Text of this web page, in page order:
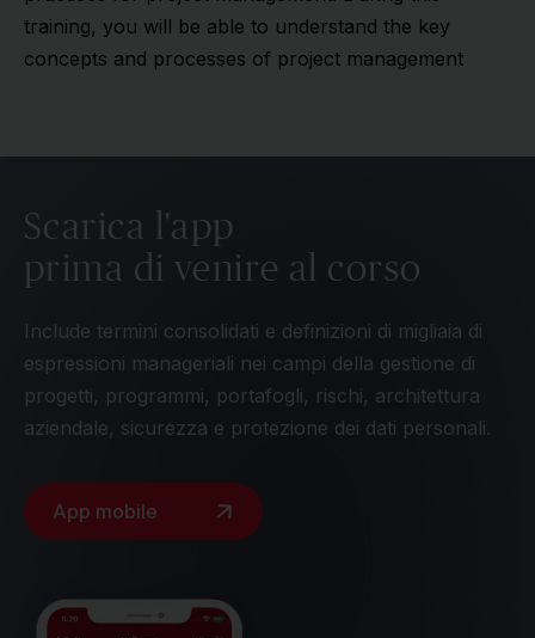
training, you will be able to understand the key
concepts and processes of project management
Scarica l'app
prima di venire al corso
Include termini consolidati e definizioni di migliaia di
espressioni manageriali nei campi della gestione di
progetti, programmi, portafogli, rischi, architettura
aziendale, sicurezza e protezione dei dati personali.
App mobile